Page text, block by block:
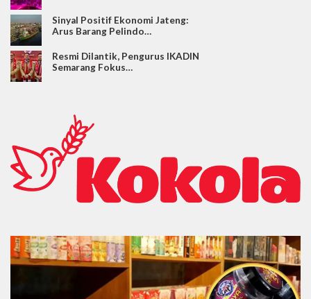
Sinyal Positif Ekonomi Jateng:
Arus Barang Pelindo…
Resmi Dilantik, Pengurus IKADIN
Semarang Fokus…